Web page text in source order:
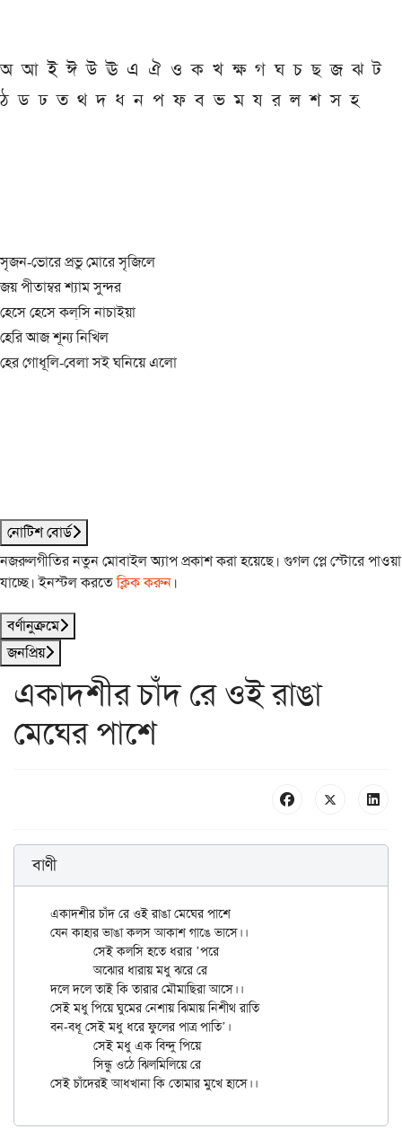
অ আ ই ঈ উ ঊ এ ঐ ও ক খ ক্ষ গ ঘ চ ছ জ ঝ ট
ঠ ড ঢ ত থ দ ধ ন প ফ ব ভ ম য র ল শ স হ
সৃজন-ভোরে প্রভু মোরে সৃজিলে
জয় পীতাম্বর শ্যাম সুন্দর
হেসে হেসে কল্‌সি নাচাইয়া
হেরি আজ শূন্য নিখিল
হের গোধূলি-বেলা সই ঘনিয়ে এলো
নোটিশ বোর্ড
নজরুলগীতির নতুন মোবাইল অ্যাপ প্রকাশ করা হয়েছে। গুগল প্লে স্টোরে পাওয়া
যাচ্ছে। ইনস্টল করতেক্লিক করুন।
বর্ণানুক্রমে
জনপ্রিয়
একাদশীর চাঁদ রে ওই রাঙা
মেঘের পাশে
বাণী
একাদশীর চাঁদ রে ওই রাঙা মেঘের পাশে
যেন কাহার ভাঙা কলস আকাশ গাঙে ভাসে।।
	অঝোর ধারায় মধু ঝরে রে
দলে দলে তাই কি তারার মৌমাছিরা আসে।।
সেই মধু পিয়ে ঘুমের নেশায় ঝিমায় নিশীথ রাতি
বন-বধূ সেই মধু ধরে ফুলের পাত্র পাতি’।
	সিন্ধু ওঠে ঝিলমিলিয়ে রে